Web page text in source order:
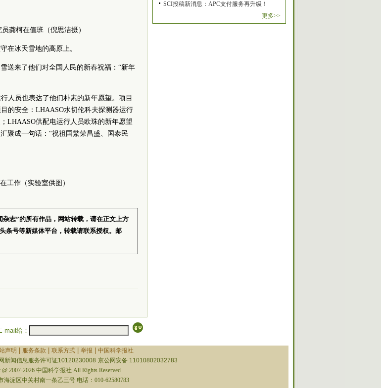
龚柯在值班（倪思洁摄）
在冰天雪地的高原上。
送来了他们对全国人民的新春祝福：“新年
人员也表达了他们朴素的新年愿望。项目
的安全：LHAASO水切伦科夫探测器运行
LHAASO供配电运行人员欧珠的新年愿望
聚成一句话：“祝祖国繁荣昌盛、国泰民
工作（实验室供图）
志”的所有作品，网站转载，请在正文上方
条号等新媒体平台，转载请联系授权。邮
mail给：
SCI投稿新消息：APC支付服务再升级！
更多>>
声明 服务条款 联系方式| 举报
中国科学报社
新闻信息服务许可证10120230008 京公网安备 11010802032783
@ 2007-2026 中国科学报社 All Rights Reserved
海淀区中关村南一条乙三号 电话：010-62580783